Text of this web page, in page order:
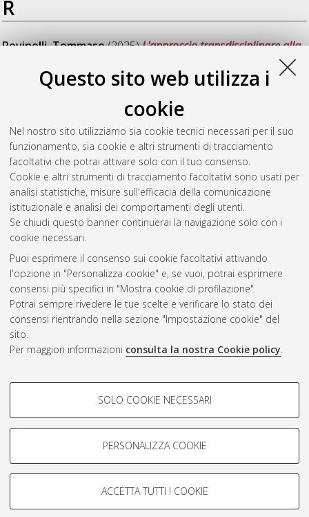
Questo sito web utilizza i
cookie
Nel nostro sito utilizziamo sia cookie tecnici necessari per il suo
funzionamento, sia cookie e altri strumenti di tracciamento
facoltativi che potrai attivare solo con il tuo consenso.
Cookie e altri strumenti di tracciamento facoltativi sono usati per
analisi statistiche, misure sull'efficacia della comunicazione
istituzionale e analisi dei comportamenti degli utenti.
Se chiudi questo banner continuerai la navigazione solo con i
cookie necessari.
Puoi esprimere il consenso sui cookie facoltativi attivando
l'opzione in "Personalizza cookie" e, se vuoi, potrai esprimere
consensi più specifici in "Mostra cookie di profilazione".
Potrai sempre rivedere le tue scelte e verificare lo stato dei
consensi rientrando nella sezione "Impostazione cookie" del
sito.
Per maggiori informazioni consulta la nostra Cookie policy.
COOKIE DI PROFILAZIONE -
Si tratta di cookie utilizzati per analizzare le caratteristiche della
navigazione degli utenti, creare profili in base al loro comportamento
Mostra cookie di profilazione
COOKIE TECNICI - NECESSARI
SOLO COOKIE NECESSARI
PERSONALIZZA COOKIE
ACCETTA TUTTI I COOKIE
R
Rovinelli, Tommaso(2025)L'approccio transdisciplinare alla
valutazione della sostenibilità, dell'estetica e dell'inclusione
degli interventi di mitigazione delle isole di calore in ambito
, [Dissertation thesis], Alma Mater Studiorum
Università di Bologna. Dottorato di ricerca in
culture del progetto, 37 Ciclo. DOI
10.48676/unibo/amsdottorato/12098.
Questa lista e' stata generata il Thu Aug 6 20:35:26 2026
Atom
Rss 1.0
Rss 2.0
ISSN: 2038-7946
Impostazioni Cookie
Informativa sulla privacy
Condizioni d’uso del sito